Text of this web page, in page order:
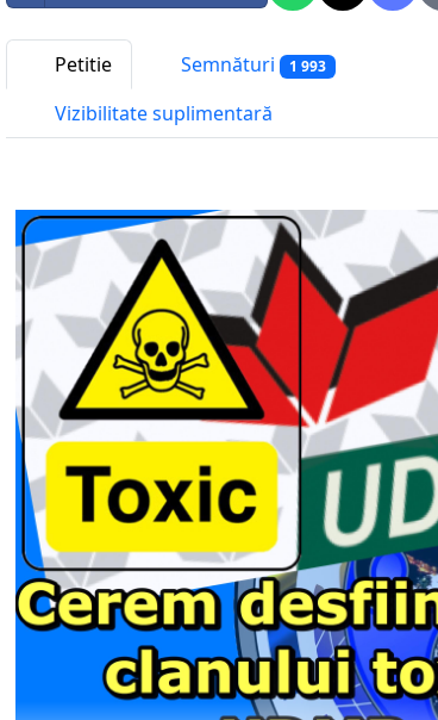
Petitie Semnături 1 993
Vizibilitate suplimentară